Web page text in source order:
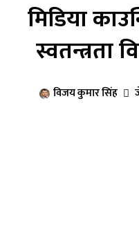
मिडिया
स्वतन्त्रता
विजय कुमार सिंह